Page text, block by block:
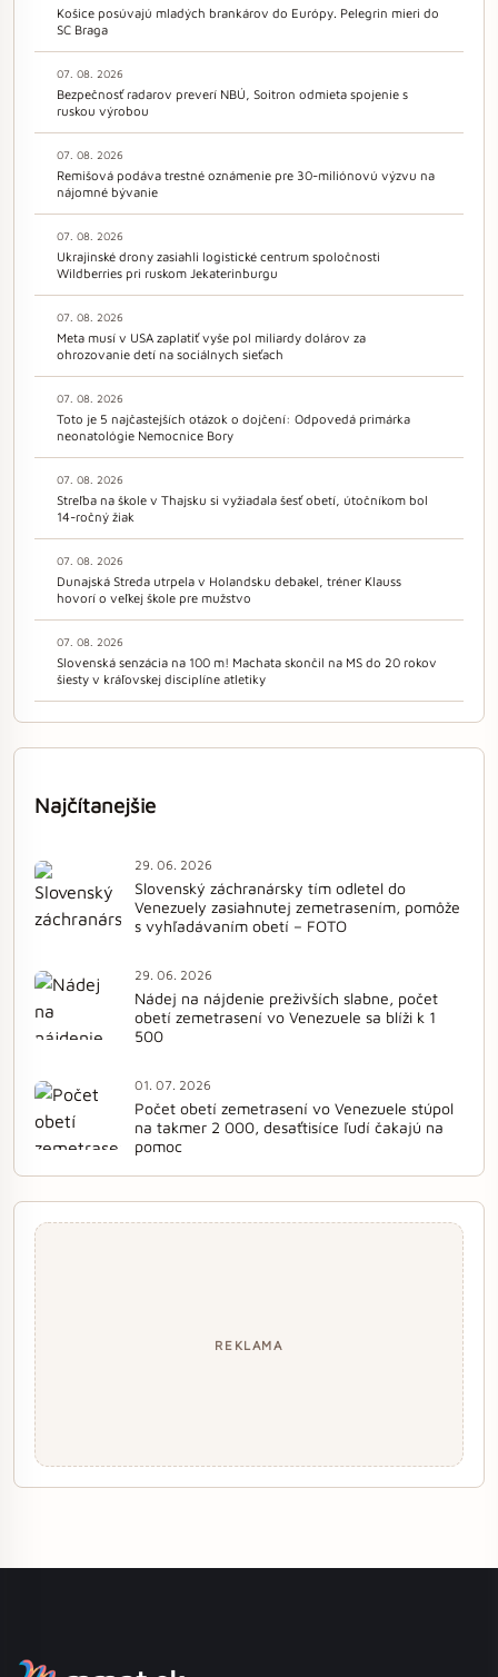
Košice posúvajú mladých brankárov do Európy. Pelegrin mieri do
SC Braga
07. 08. 2026
Bezpečnosť radarov preverí NBÚ, Soitron odmieta spojenie s
ruskou výrobou
07. 08. 2026
Remišová podáva trestné oznámenie pre 30-miliónovú výzvu na
nájomné bývanie
07. 08. 2026
Ukrajinské drony zasiahli logistické centrum spoločnosti
Wildberries pri ruskom Jekaterinburgu
07. 08. 2026
Meta musí v USA zaplatiť vyše pol miliardy dolárov za
ohrozovanie detí na sociálnych sieťach
07. 08. 2026
Toto je 5 najčastejších otázok o dojčení: Odpovedá primárka
neonatológie Nemocnice Bory
07. 08. 2026
Streľba na škole v Thajsku si vyžiadala šesť obetí, útočníkom bol
14-ročný žiak
07. 08. 2026
Dunajská Streda utrpela v Holandsku debakel, tréner Klauss
hovorí o veľkej škole pre mužstvo
07. 08. 2026
Slovenská senzácia na 100 m! Machata skončil na MS do 20 rokov
šiesty v kráľovskej disciplíne atletiky
Najčítanejšie
29. 06. 2026
Slovenský záchranársky tím odletel do
Venezuely zasiahnutej zemetrasením, pomôže
s vyhľadávaním obetí – FOTO
29. 06. 2026
Nádej na nájdenie preživších slabne, počet
obetí zemetrasení vo Venezuele sa blíži k 1
500
01. 07. 2026
Počet obetí zemetrasení vo Venezuele stúpol
na takmer 2 000, desaťtisíce ľudí čakajú na
pomoc
REKLAMA